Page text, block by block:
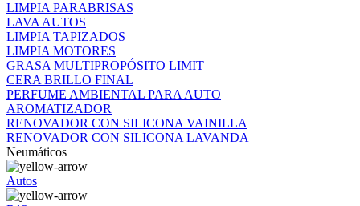
LIMPIA PARABRISAS
LAVA AUTOS
LIMPIA TAPIZADOS
LIMPIA MOTORES
GRASA MULTIPROPÓSITO LIMIT
CERA BRILLO FINAL
PERFUME AMBIENTAL PARA AUTO
AROMATIZADOR
RENOVADOR CON SILICONA VAINILLA
RENOVADOR CON SILICONA LAVANDA
Neumáticos
Autos